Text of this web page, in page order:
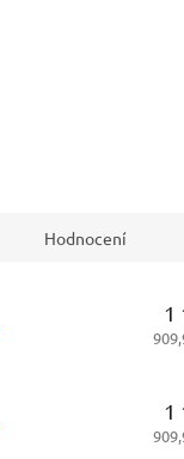
Hodnocení
1
1